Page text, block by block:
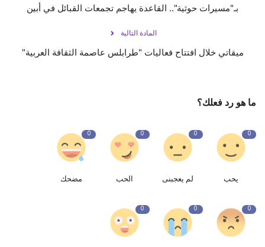
بـ"مسيرات حوثية".. القاعدة يهاجم تجمعات القبائل في أبين
المادة التالية
ميقاتي خلال افتتاح فعاليات "طرابلس عاصمة الثقافة العربية"
ما هو رد فعلك؟
0
يحب
0
لم يعجبنى
0
الحب
0
مضحك
0
0
0